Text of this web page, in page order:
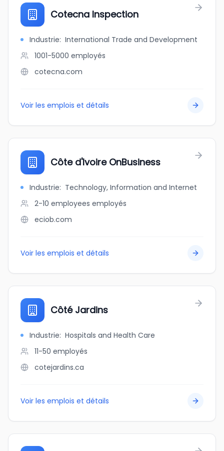
Cotecna Inspection
Industrie: International Trade and Development
1001-5000 employés
cotecna.com
Voir les emplois et détails
Côte d'Ivoire OnBusiness
Industrie: Technology, Information and Internet
2-10 employees employés
eciob.com
Voir les emplois et détails
Côté Jardins
Industrie: Hospitals and Health Care
11-50 employés
cotejardins.ca
Voir les emplois et détails